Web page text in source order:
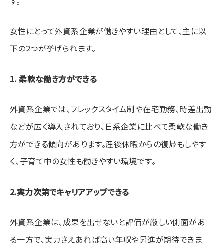
女性にとって外資系企業が働きやすい理由として、主に以
下の2つが挙げられます。
1. 柔軟な働き方ができる
外資系企業では、フレックスタイム制や在宅勤務、時差出勤
などが広く導入されており、日系企業に比べて柔軟な働き
方ができる傾向があります。産後休暇からの復帰もしやす
く、子育て中の女性も働きやすい環境です。
2.実力次第でキャリアアップできる
外資系企業は、成果を出せないと評価が厳しい側面があ
る一方で、実力さえあれば高い年収や昇進が期待できま